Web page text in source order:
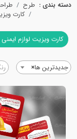
دسته بندی : طرح
کارت
کارت ویزیت لوازم
×جدیدترین ها